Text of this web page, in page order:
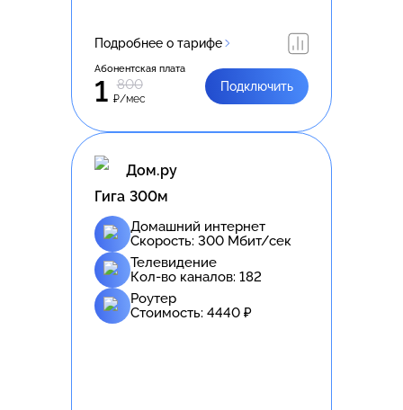
Подробнее о тарифе
Абонентская плата
1 800
₽/мес
Подключить
Дом.ру
Гига 300м
Домашний интернет
Скорость: 300 Мбит/сек
Телевидение
Кол-во каналов: 182
Роутер
Стоимость: 4440 ₽